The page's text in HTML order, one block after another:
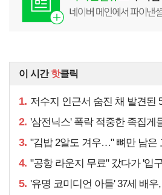
이 시간핫클릭
1. 저수지 인근서 숨진 채 발견된 50대
2. '삼전닉스' 폭락 적중한 족집게들,
3. "김밥 2알도 겨우…" 뼈만 남은 고현
4. "공항 라운지 무료" 갔다가 '입구컷' 당
5. '유명 코미디언 아들' 37세 배우, 돌